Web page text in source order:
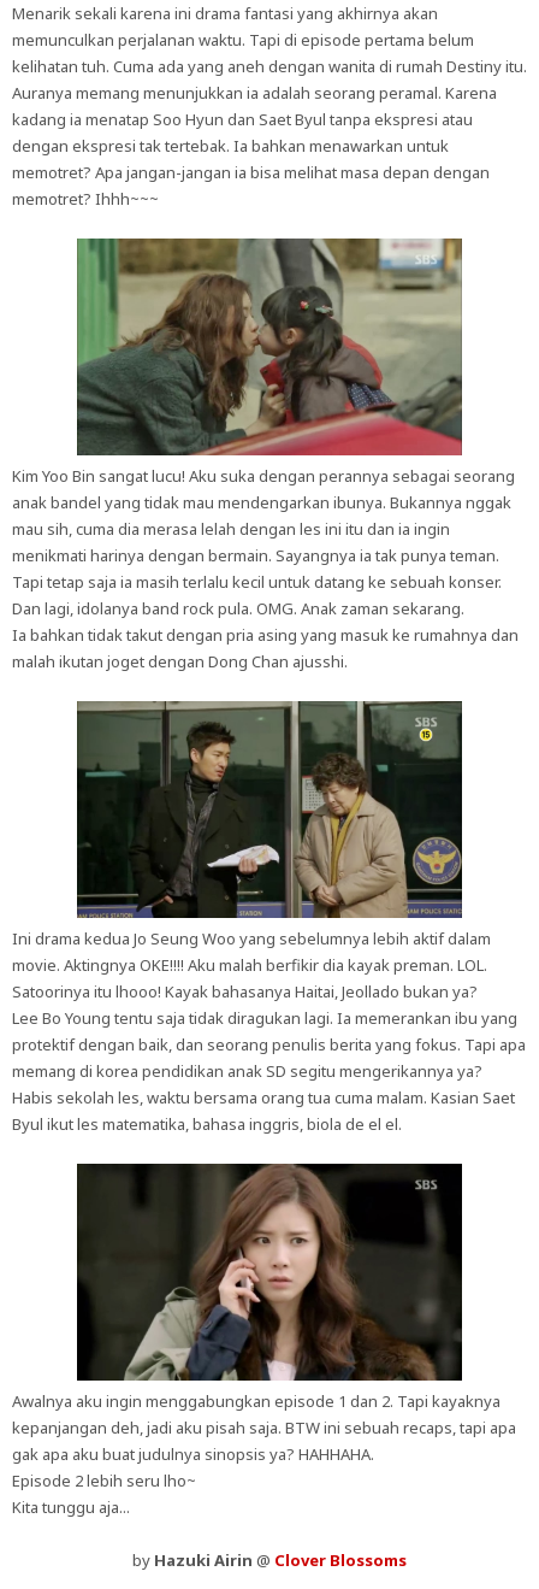
Menarik sekali karena ini drama fantasi yang akhirnya akan
memunculkan perjalanan waktu. Tapi di episode pertama belum
kelihatan tuh. Cuma ada yang aneh dengan wanita di rumah Destiny itu.
Auranya memang menunjukkan ia adalah seorang peramal. Karena
kadang ia menatap Soo Hyun dan Saet Byul tanpa ekspresi atau
dengan ekspresi tak tertebak. Ia bahkan menawarkan untuk
memotret? Apa jangan-jangan ia bisa melihat masa depan dengan
memotret? Ihhh~~~
Kim Yoo Bin sangat lucu! Aku suka dengan perannya sebagai seorang
anak bandel yang tidak mau mendengarkan ibunya. Bukannya nggak
mau sih, cuma dia merasa lelah dengan les ini itu dan ia ingin
menikmati harinya dengan bermain. Sayangnya ia tak punya teman.
Tapi tetap saja ia masih terlalu kecil untuk datang ke sebuah konser.
Dan lagi, idolanya band rock pula. OMG. Anak zaman sekarang.
Ia bahkan tidak takut dengan pria asing yang masuk ke rumahnya dan
malah ikutan joget dengan Dong Chan ajusshi.
Ini drama kedua Jo Seung Woo yang sebelumnya lebih aktif dalam
movie. Aktingnya OKE!!!! Aku malah berfikir dia kayak preman. LOL.
Satoorinya itu lhooo! Kayak bahasanya Haitai, Jeollado bukan ya?
Lee Bo Young tentu saja tidak diragukan lagi. Ia memerankan ibu yang
protektif dengan baik, dan seorang penulis berita yang fokus. Tapi apa
memang di korea pendidikan anak SD segitu mengerikannya ya?
Habis sekolah les, waktu bersama orang tua cuma malam. Kasian Saet
Byul ikut les matematika, bahasa inggris, biola de el el.
Awalnya aku ingin menggabungkan episode 1 dan 2. Tapi kayaknya
kepanjangan deh, jadi aku pisah saja. BTW ini sebuah recaps, tapi apa
gak apa aku buat judulnya sinopsis ya? HAHHAHA.
Episode 2 lebih seru lho~
Kita tunggu aja...
by Hazuki Airin @ Clover Blossoms